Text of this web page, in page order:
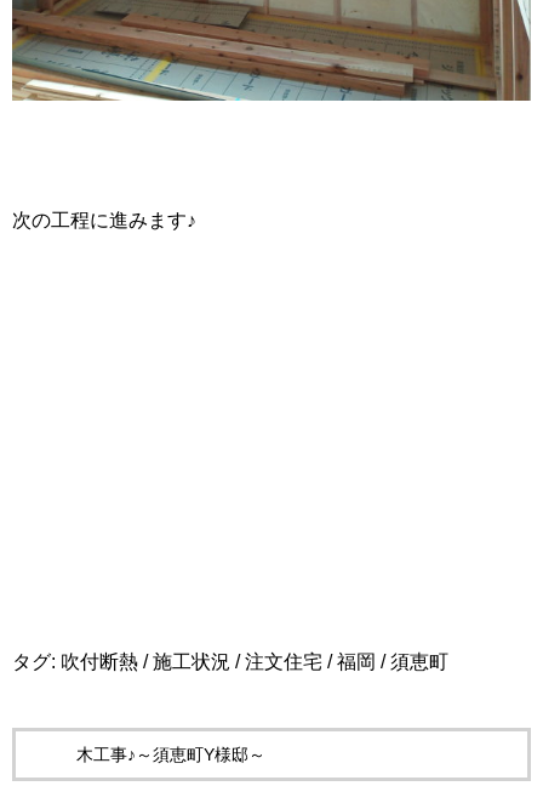
次の工程に進みます♪
タグ: 吹付断熱 / 施工状況 / 注文住宅 / 福岡 / 須恵町
木工事♪～須恵町Y様邸～